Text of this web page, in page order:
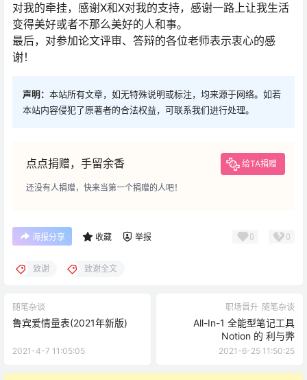
对我的牵挂，感谢X和X对我的支持，感谢一路上让我生活
变得美好或者不那么美好的人和事。
最后，对参加论文评审、答辩的各位老师表示衷心的感
谢！
声明： 本站所有文章，如无特殊说明或标注，均来源于网络。如若
本站内容侵犯了原著者的合法权益，可联系我们进行处理。
点点捐赠，手留余香 给TA捐赠
还没有人捐赠，快来当第一个捐赠的人吧！
海报分享 收藏 举报 0 0
致谢 致谢全文
随笔杂谈
鲁宾爱情量表(2021年新版)
2021-4-7 11:05:05
职场晋升 随笔杂谈
All-In-1 全能型笔记工具
Notion 的 利与弊
2021-6-25 11:50:25